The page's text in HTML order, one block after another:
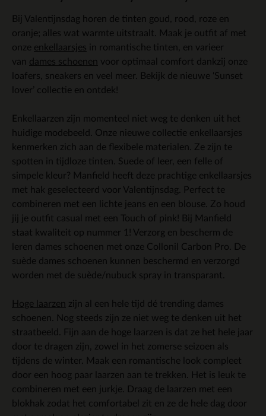
Bij Valentijnsdag horen de tinten goud, rood, roze en
oranje; alles wat warmte uitstraalt. Maak je outfit af met
onze enkellaarsjes in romantische tinten, en varieer
van dames schoenen voor optimaal comfort dankzij onze
loafers, sneakers en veel meer. Bekijk de nieuwe ‘Sunset
lover’ collectie en ontdek!
Enkellaarzen zijn momenteel niet weg te denken uit het
huidige modebeeld. Onze nieuwe collectie enkellaarsjes
kenmerken zich aan de flexibele materialen. Ze zijn te
spotten in tijdloze tinten. Suede of leer, een felle of
simpele kleur? Manfield heeft deze prachtige enkellaarsjes
met hak geselecteerd voor Valentijnsdag. Perfect te
combineren met een lichte jeans en een blouse. Zo houd
jij je outfit casual met een Touch of pink! Bij Manfield
staat kwaliteit op nummer 1! Verzorg en bescherm de
leren dames schoenen met onze Collonil Carbon Pro. De
suède dames schoenen kunnen beschermd en verzorgd
worden met de suède/nubuck spray in transparant.
Hoge laarzen zijn al een hele tijd dé trending dames
schoenen. Nog steeds zijn ze niet weg te denken uit het
straatbeeld. Fijn aan de hoge laarzen is dat ze het hele jaar
door te dragen zijn, zowel in het zomerse seizoen als
tijdens de winter. Maak een romantische look compleet
door een hoog paar laarzen aan te trekken. Het is leuk te
combineren met een jurkje. Draag de laarzen met een
blokhak zodat het comfortabel zit en ze de hele dag door